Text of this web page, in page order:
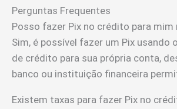
Perguntas Frequentes
Posso fazer Pix no crédito para mim
Sim, é possível fazer um Pix usando
de crédito para sua própria conta,
banco ou instituição financeira
Existem taxas para fazer Pix no